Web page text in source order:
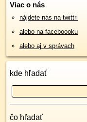
Viac o nás
nájdete nás na twittri
alebo na faceboooku
alebo aj v správach
kde hľadať
čo hľadať